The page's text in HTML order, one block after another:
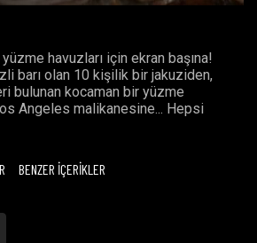
havuzları için ekran başına!
barı olan 10 kişilik bir jakuziden,
bulunan kocaman bir yüzme
Angeles malikanesine... Hepsi
BENZER İÇERİKLER